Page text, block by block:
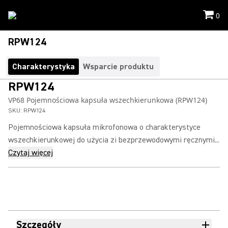
0
RPW124
Charakterystyka Wsparcie produktu
RPW124
VP68 Pojemnościowa kapsuła wszechkierunkowa (RPW124)
SKU: RPW124
Pojemnościowa kapsuła mikrofonowa o charakterystyce
wszechkierunkowej do użycia zi bezprzewodowymi ręcznymi...
Czytaj więcej
Szczegóły